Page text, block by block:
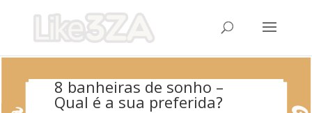
8 banheiras de sonho –
Qual é a sua preferida?